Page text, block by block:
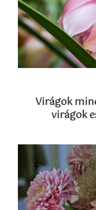
Virágok
virágok